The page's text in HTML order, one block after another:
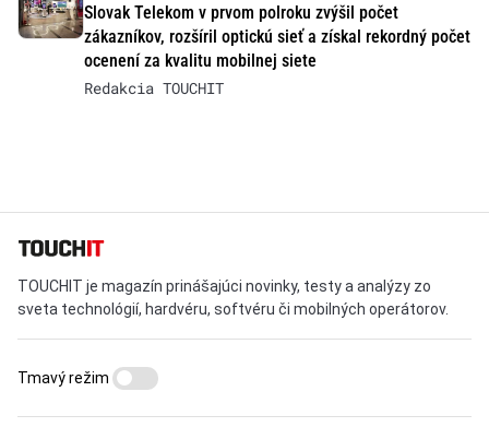
Slovak Telekom v prvom polroku zvýšil počet
zákazníkov, rozšíril optickú sieť a získal rekordný počet
ocenení za kvalitu mobilnej siete
Redakcia TOUCHIT
TOUCHIT je magazín prinášajúci novinky, testy a analýzy zo
sveta technológií, hardvéru, softvéru či mobilných operátorov.
Tmavý režim